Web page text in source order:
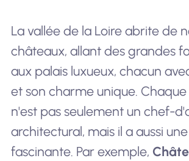
La vallée de la Loire abrite de
châteaux, allant des grandes
aux palais luxueux, chacun
et son charme unique.
n'est pas seulement un chef-
architectural, mais il a aussi
fascinante. Par exemple,